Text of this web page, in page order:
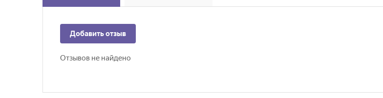
Добавить отзыв
Отзывов не найдено